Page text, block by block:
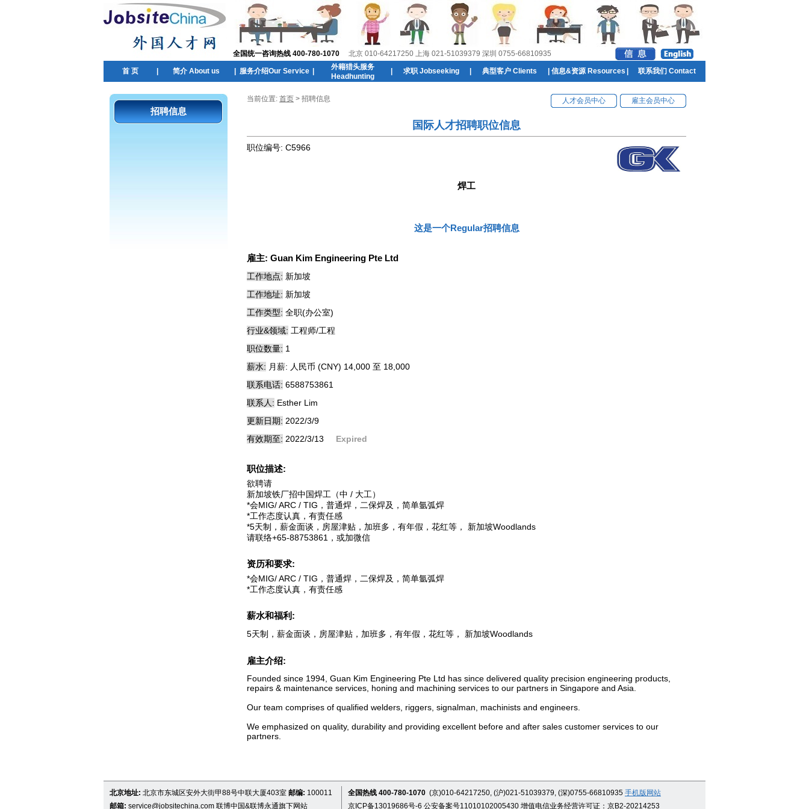
全国统一咨询热线 400-780-1070 北京 010-64217250 上海 021-51039379 深圳 0755-66810935
首 页 简介 About us 服务介绍Our Service
外籍猎头服务
Headhunting
求职 Jobseeking 典型客户 Clients 信息&资源 Resources 联系我们 Contact
招聘信息
当前位置: 首页 > 招聘信息 人才会员中心 雇主会员中心
国际人才招聘职位信息
职位编号: C5966
焊工
这是一个Regular招聘信息
雇主: Guan Kim Engineering Pte Ltd
工作地点: 新加坡
工作地址: 新加坡
工作类型: 全职(办公室)
行业&领域: 工程师/工程
职位数量: 1
薪水: 月薪: 人民币 (CNY) 14,000 至 18,000
联系电话: 6588753861
联系人: Esther Lim
更新日期: 2022/3/9
有效期至: 2022/3/13 Expired
职位描述:
欲聘请
新加坡铁厂招中国焊工（中 / 大工）
*会MIG/ ARC / TIG，普通焊，二保焊及，简单氩弧焊
*工作态度认真，有责任感
*5天制，薪金面谈，房屋津贴，加班多，有年假，花红等， 新加坡Woodlands
请联络+65-88753861，或加微信
资历和要求:
*会MIG/ ARC / TIG，普通焊，二保焊及，简单氩弧焊
*工作态度认真，有责任感
薪水和福利:
5天制，薪金面谈，房屋津贴，加班多，有年假，花红等， 新加坡Woodlands
雇主介绍:
Founded since 1994, Guan Kim Engineering Pte Ltd has since delivered quality precision engineering products,
repairs & maintenance services, honing and machining services to our partners in Singapore and Asia.
Our team comprises of qualified welders, riggers, signalman, machinists and engineers.
We emphasized on quality, durability and providing excellent before and after sales customer services to our
partners.
北京地址: 北京市东城区安外大街甲88号中联大厦403室 邮编: 100011
邮箱: service@jobsitechina.com 联博中国&联博永通旗下网站
全国热线 400-780-1070 (京)010-64217250, (沪)021-51039379, (深)0755-66810935 手机版网站
京ICP备13019686号-6 公安备案号11010102005430 增值电信业务经营许可证：京B2-20214253